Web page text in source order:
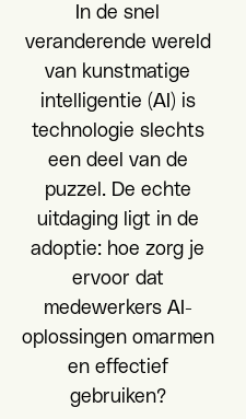
In de snel
veranderende wereld
van kunstmatige
intelligentie (AI) is
technologie slechts
een deel van de
puzzel. De echte
uitdaging ligt in de
adoptie: hoe zorg je
ervoor dat
medewerkers AI-
oplossingen omarmen
en effectief
gebruiken?